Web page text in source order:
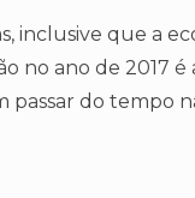
inclusive que a
no ano de 2017 é
passar do tempo